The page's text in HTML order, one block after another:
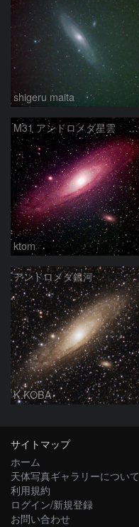
shigeru maita
M31 アンドロメダ星雲 2026-1-14
ktom
アンドロメダ銀河
K.KOBA
サイトマップ
ホーム
天体写真ギャラリーについて
利用規約
ログイン/新規登録
お問い合わせ